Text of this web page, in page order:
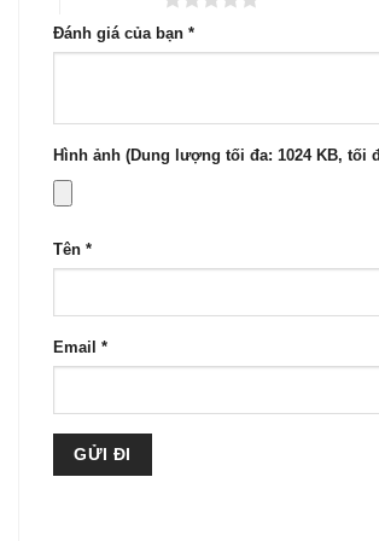
Đánh giá của bạn *
Hình ảnh (Dung lượng tối đa: 1024 KB, tối
Tên *
Email *